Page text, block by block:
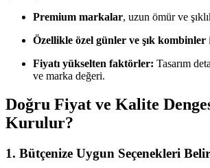
Premium markalar, uzun ömür ve
Özellikle özel günler ve şık kombinler
Fiyatı yükselten faktörler: Tasarım
ve marka değeri.
Doğru Fiyat ve Kalite
Kurulur?
1. Bütçenize Uygun Seçenekleri